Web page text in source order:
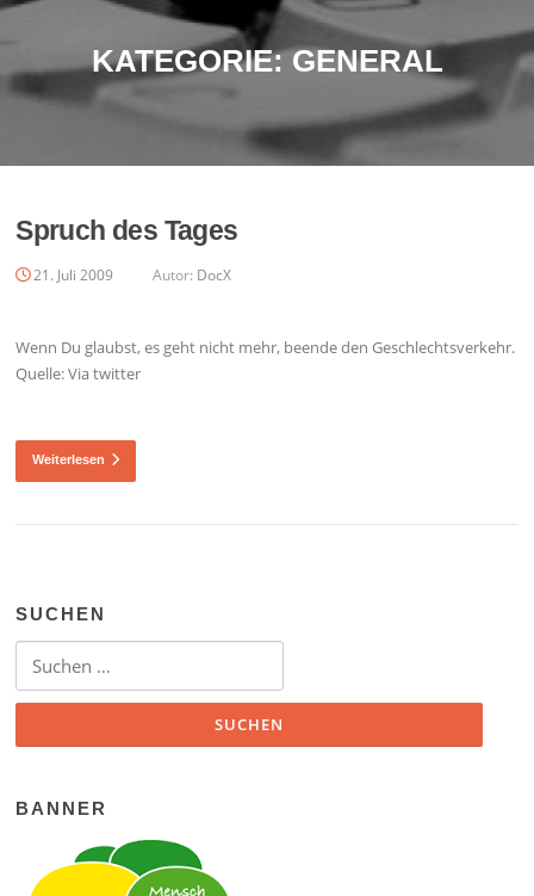
KATEGORIE:GENERAL
Spruch des Tages
21. Juli 2009 Autor: DocX
Wenn Du glaubst, es geht nicht mehr, beende den Geschlechtsverkehr.
Quelle: Via twitter
Weiterlesen
SUCHEN
Suchen nach:
BANNER